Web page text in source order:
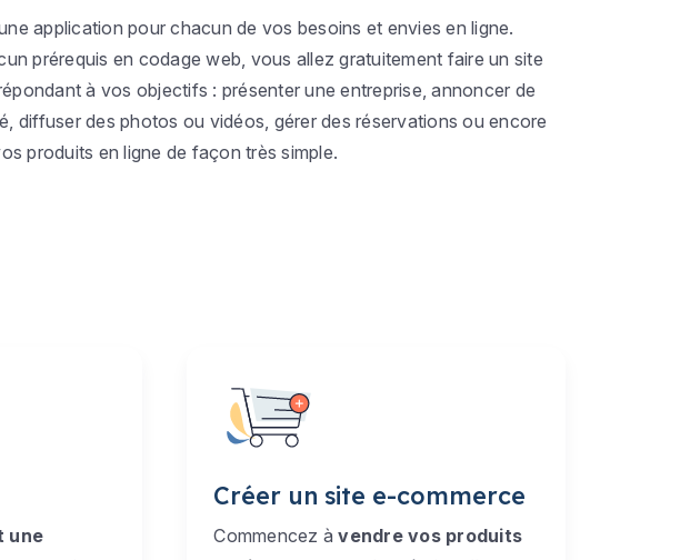
application pour chacun de vos besoins et envies en ligne.
prérequis en codage web, vous allez gratuitement faire un site
à vos objectifs : présenter une entreprise, annoncer de
diffuser des photos ou vidéos, gérer des réservations ou encore
produits en ligne de façon très simple.
une
Créer un site e-commerce
Commencez àvendre vos produits